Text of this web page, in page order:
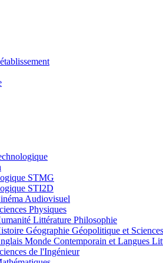
STMG
STI2D
Audiovisuel
Physiques
Littérature Philosophie
Géographie Géopolitique et
Monde Contemporain et Langues
de l'Ingénieur